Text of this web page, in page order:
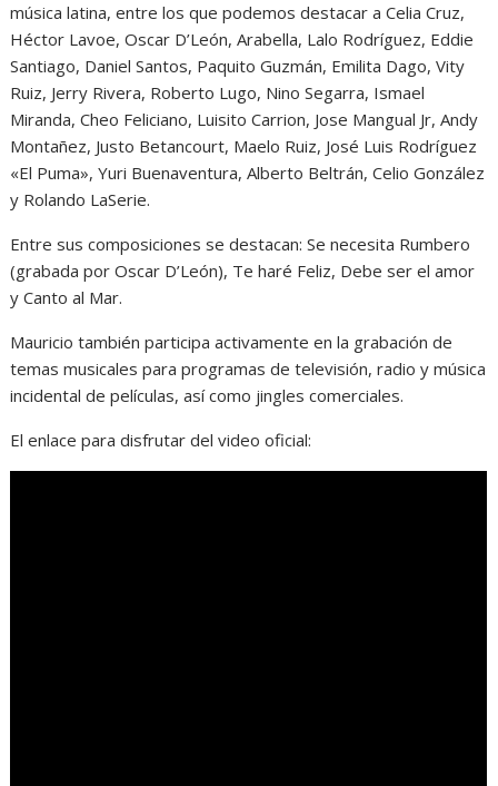
música latina, entre los que podemos destacar a Celia Cruz,
Héctor Lavoe, Oscar D’León, Arabella, Lalo Rodríguez, Eddie
Santiago, Daniel Santos, Paquito Guzmán, Emilita Dago, Vity
Ruiz, Jerry Rivera, Roberto Lugo, Nino Segarra, Ismael
Miranda, Cheo Feliciano, Luisito Carrion, Jose Mangual Jr, Andy
Montañez, Justo Betancourt, Maelo Ruiz, José Luis Rodríguez
«El Puma», Yuri Buenaventura, Alberto Beltrán, Celio González
y Rolando LaSerie.
Entre sus composiciones se destacan: Se necesita Rumbero
(grabada por Oscar D’León), Te haré Feliz, Debe ser el amor
y Canto al Mar.
Mauricio también participa activamente en la grabación de
temas musicales para programas de televisión, radio y música
incidental de películas, así como jingles comerciales.
El enlace para disfrutar del video oficial: